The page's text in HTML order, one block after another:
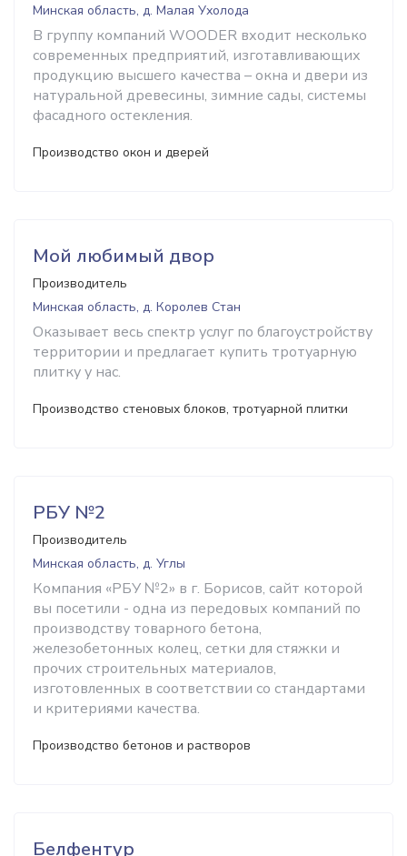
Минская область, д. Малая Ухолода
В группу компаний WOODER входит несколько
современных предприятий, изготавливающих
продукцию высшего качества – окна и двери из
натуральной древесины, зимние сады, системы
фасадного остекления.
Производство окон и дверей
Мой любимый двор
Производитель
Минская область, д. Королев Стан
Оказывает весь спектр услуг по благоустройству
территории и предлагает купить тротуарную
плитку у нас.
Производство стеновых блоков, тротуарной плитки
РБУ №2
Производитель
Минская область, д. Углы
Компания «РБУ №2» в г. Борисов, сайт которой
вы посетили - одна из передовых компаний по
производству товарного бетона,
железобетонных колец, сетки для стяжки и
прочих строительных материалов,
изготовленных в соответствии со стандартами
и критериями качества.
Производство бетонов и растворов
Белфентур